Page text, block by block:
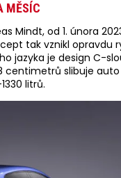
MĚSÍC
Mindt, od 1. února
tak vznikl opravdu
jazyka je design C-
centimetrů slibuje
litrů.